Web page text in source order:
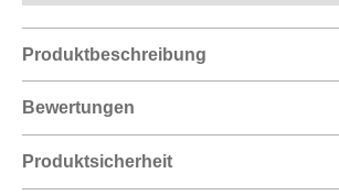
Produktbeschreibung
Bewertungen
Produktsicherheit